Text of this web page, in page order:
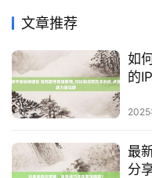
文章推荐
如
的
2025
最
分